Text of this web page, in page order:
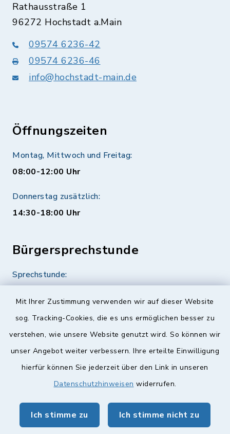
Mit Ihrer Zustimmung verwenden wir auf dieser Website
sog. Tracking-Cookies, die es uns ermöglichen besser zu
verstehen, wie unsere Website genutzt wird. So können wir
unser Angebot weiter verbessern. Ihre erteilte Einwilligung
hierfür können Sie jederzeit über den Link in unseren
Datenschutzhinweisen widerrufen.
Ich stimme zu Ich stimme nicht zu
Rathausstraße 1
96272 Hochstadt a.Main
09574 6236-42
09574 6236-46
info@hochstadt-main.de
Öffnungszeiten
Montag, Mittwoch und Freitag:
08:00-12:00 Uhr
Donnerstag zusätzlich:
14:30-18:00 Uhr
Bürgersprechstunde
Sprechstunde:
Quicklinks
Landkreis Lichtenfels
geoPortal Lichtenfels